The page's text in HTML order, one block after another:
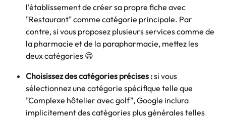
l'établissement de créer sa propre fiche avec
"Restaurant" comme catégorie principale. Par
contre, si vous proposez plusieurs services comme de
la pharmacie et de la parapharmacie, mettez les
deux catégories 😄
Choisissez des catégories précises : si vous
sélectionnez une catégorie spécifique telle que
"Complexe hôtelier avec golf", Google inclura
implicitement des catégories plus générales telles